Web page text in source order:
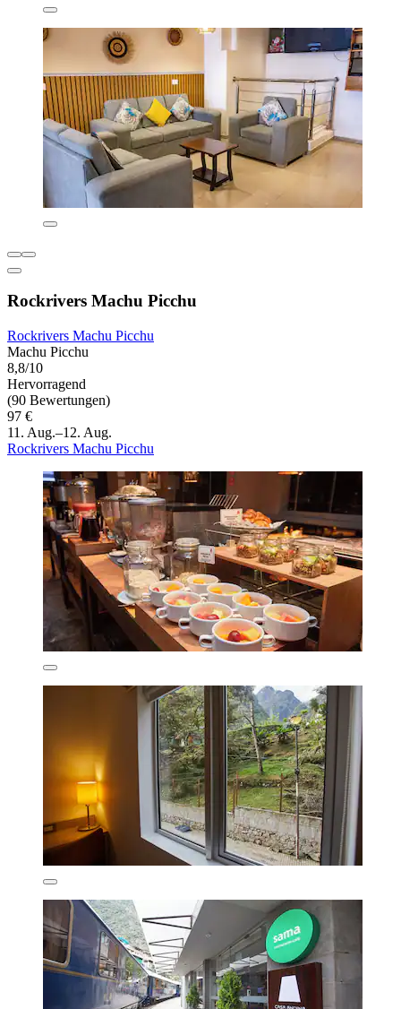
Rockrivers Machu Picchu
Rockrivers Machu Picchu
Machu Picchu
8,8/10
Hervorragend
(90 Bewertungen)
97 €
11. Aug.–12. Aug.
Rockrivers Machu Picchu